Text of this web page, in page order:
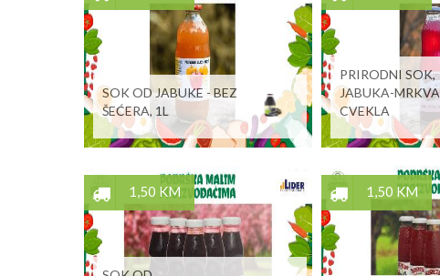
SOK OD JABUKE - BEZ
ŠEĆERA, 1L
PRIRODNI SOK,
JABUKA-
CVEKLA
1,50 KM 1,50 KM